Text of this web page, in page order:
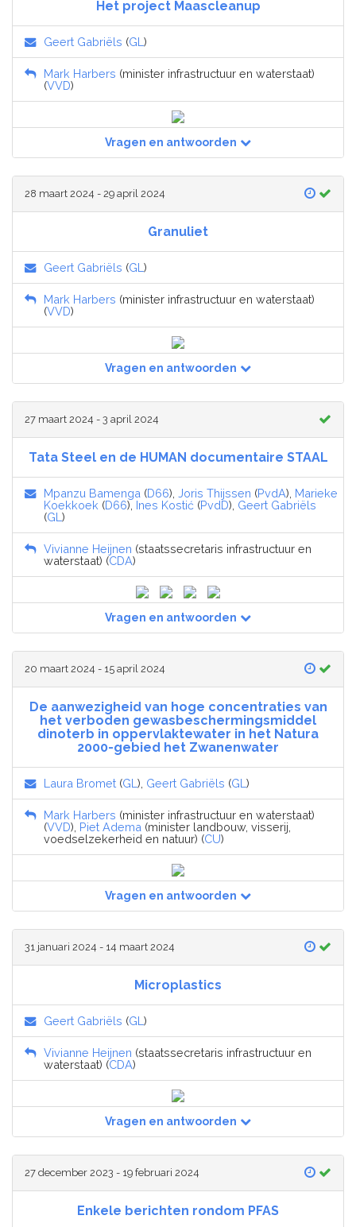
Het project Maascleanup
Geert Gabriëls (GL )
Mark Harbers (minister infrastructuur en waterstaat)
(VVD)
Vragen en antwoorden
28 maart 2024 - 29 april 2024
Granuliet
Geert Gabriëls (GL )
Mark Harbers (minister infrastructuur en waterstaat)
(VVD)
Vragen en antwoorden
27 maart 2024 - 3 april 2024
Tata Steel en de HUMAN documentaire STAAL
Mpanzu Bamenga (D66), Joris Thijssen (PvdA), Marieke
Koekkoek (D66), Ines Kostić (PvdD), Geert Gabriëls
(GL )
Vivianne Heijnen (staatssecretaris infrastructuur en
waterstaat) (CDA)
Vragen en antwoorden
20 maart 2024 - 15 april 2024
De aanwezigheid van hoge concentraties van
het verboden gewasbeschermingsmiddel
dinoterb in oppervlaktewater in het Natura
2000-gebied het Zwanenwater
Laura Bromet (GL ), Geert Gabriëls (GL )
Mark Harbers (minister infrastructuur en waterstaat)
(VVD), Piet Adema (minister landbouw, visserij,
voedselzekerheid en natuur) (CU)
Vragen en antwoorden
31 januari 2024 - 14 maart 2024
Microplastics
Geert Gabriëls (GL )
Vivianne Heijnen (staatssecretaris infrastructuur en
waterstaat) (CDA)
Vragen en antwoorden
27 december 2023 - 19 februari 2024
Enkele berichten rondom PFAS